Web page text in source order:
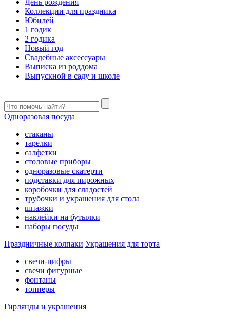
День рождения
Коллекции для праздника
Юбилей
1 годик
2 годика
Новый год
Свадебные аксессуары
Выписка из роддома
Выпускной в саду и школе
Одноразовая посуда
стаканы
тарелки
салфетки
столовые приборы
одноразовые скатерти
подставки для пирожных
коробочки для сладостей
трубочки и украшения для стола
шпажки
наклейки на бутылки
наборы посуды
Праздничные колпаки Украшения для торта
свечи-цифры
свечи фигурные
фонтаны
топперы
Гирлянды и украшения